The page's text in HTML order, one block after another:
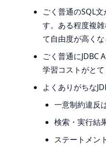
ごく普通のSQL
す。ある程度複
て自由度が高くな
ごく普通にJDBC
学習コストがとて
よくありがちな
一意制約違反
検索・実行結
ステートメン